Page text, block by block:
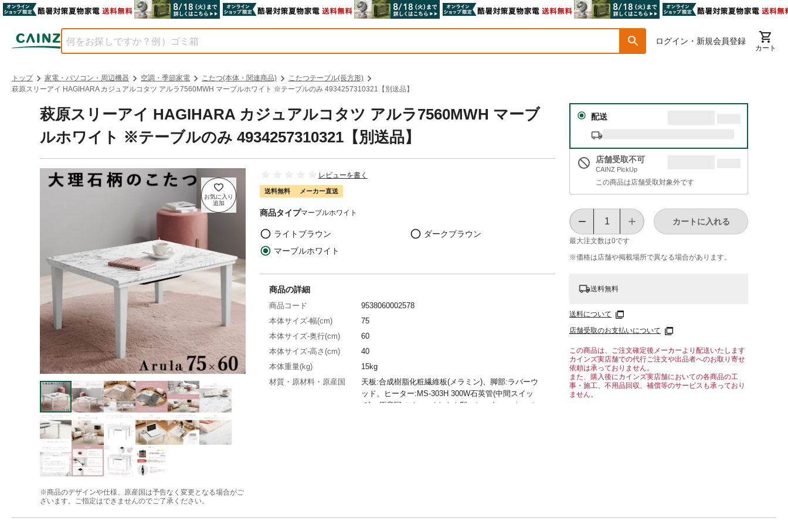
ログイン・新規会員登録
カート
トップ 家電・パソコン・周辺機器 空調・季節家電 こたつ(本体・関連商品)
こたつテーブル(長方形)
萩原スリーアイ HAGIHARA カジュアルコタツ アルラ7560MWH マーブルホワイト ※テーブルのみ 4934257310321【別送品】
萩原スリーアイ HAGIHARA カジュアルコタツ アルラ7560MWH マーブ
ルホワイト ※テーブルのみ 4934257310321【別送品】
※商品のデザインや仕様、原産国は予告なく変更となる場合がご
ざいます。ご指定はできませんのでご了承ください。
レビューを書く
送料無料 メーカー直送
商品タイプマーブルホワイト
ライトブラウン
ダークブラウン
マーブルホワイト
配送
店舗受取不可
CAINZ PickUp
この商品は店舗受取対象外です
最大注文数は0です
カートに入れる
※価格は​店舗や​掲載場所で​異なる​場合が​あります。
送料無料
送料について
店舗受取のお支払いについて
この商品は、ご注文確定後メーカーより配送いたします
カインズ実店舗での代行ご注文や出品者へのお取り寄せ
依頼は承っておりません。
また、購入後にカインズ実店舗においての各商品の工
事・施工、不用品回収、補償等のサービスも承っており
ません。
商品の詳細
商品コード
9538060002578
本体サイズ-幅(cm)
75
本体サイズ-奥行(cm)
60
本体サイズ-高さ(cm)
40
本体重量(kg)
15kg
材質・原材料・原産国
天板:合成樹脂化粧繊維板(メラミン)、脚部:ラバーウ
ッド、ヒーター:MS-303H 300W石英管(中間スイッ
チ)、原産国:こたつ:ベトナム製、ヒーター:マレーシ
安定な姿勢で掛けたりしないでください。安定をくず